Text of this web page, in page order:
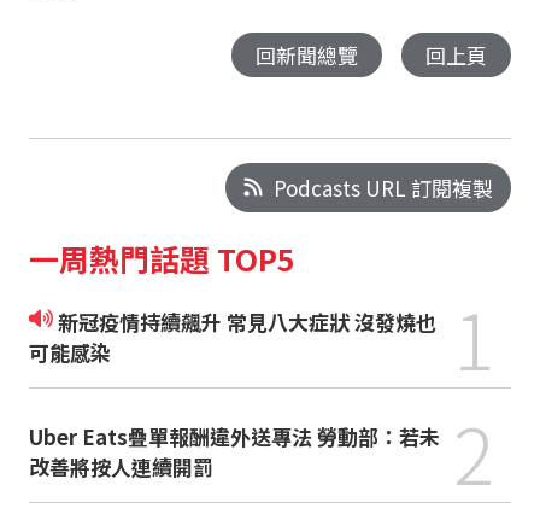
回新聞總覽 回上頁
Podcasts URL 訂閱複製
一周熱門話題 TOP5
新冠疫情持續飆升 常見八大症狀 沒發燒也
可能感染
1
Uber Eats疊單報酬違外送專法 勞動部：若未
改善將按人連續開罰
2